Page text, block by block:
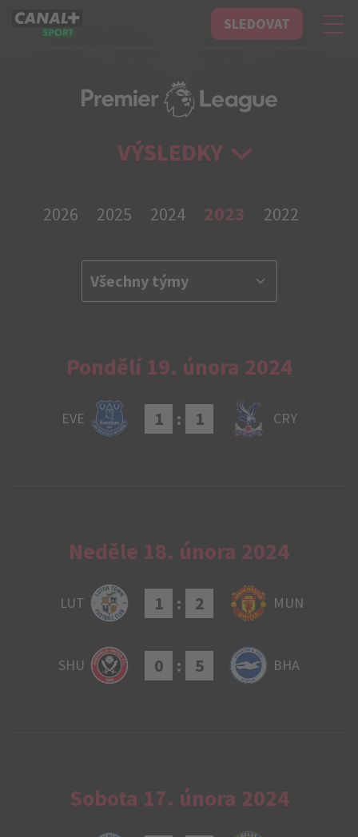
CANAL+ Sport SLEDOVAT
VÝSLEDKY
2026 2025 2024 2023 2022
Pondělí 19. února 2024
EVE 1 : 1 CRY
Neděle 18. února 2024
LUT 1 : 2 MUN
SHU 0 : 5 BHA
Sobota 17. února 2024